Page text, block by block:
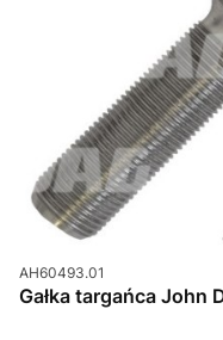
Kod produktu
AH60493.01
Gałka targańca John